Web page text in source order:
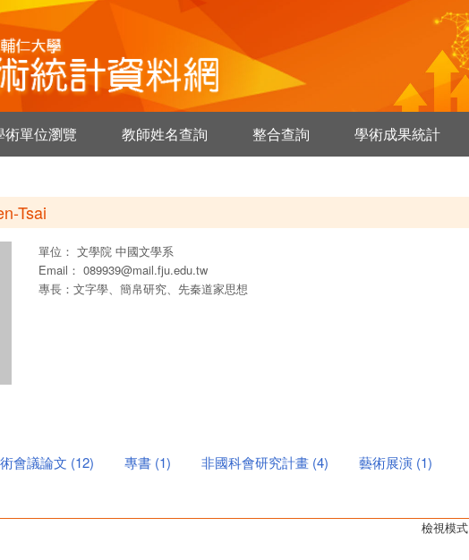
術單位瀏覽 教師姓名查詢 整合查詢 學術成果統計
Tsai
單位： 文學院 中國文學系
Email： 089939@mail.fju.edu.tw
專長：文字學、簡帛研究、先秦道家思想
會議論文 (12) 專書 (1) 非國科會研究計畫 (4) 藝術展演 (1)
檢視模式